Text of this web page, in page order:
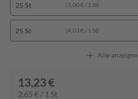
25 St (3,00 € / 1 St)
25 St (4,03 € / 1 St)
Alle anzeigen
13,23 €
2,65 € / 1 St